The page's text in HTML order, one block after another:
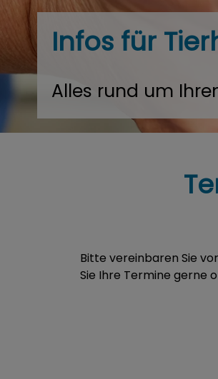
Infos für
Alles rund um
Bitte vereinbaren Sie
Sie Ihre Termine gerne